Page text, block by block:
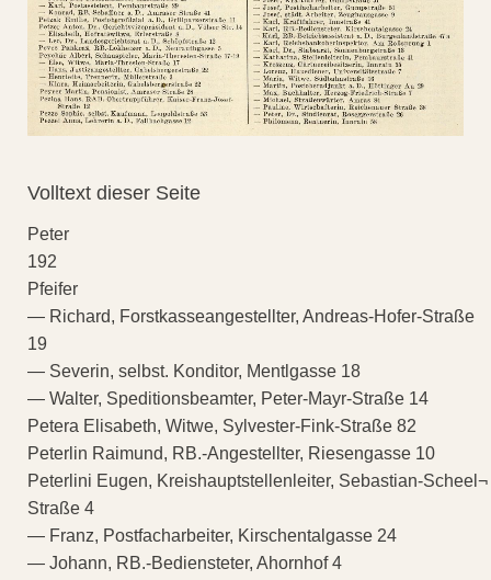
Volltext dieser Seite
Peter
192
Pfeifer
— Richard, Forstkasseangestellter, Andreas-Hofer-Straße
19
— Severin, selbst. Konditor, Mentlgasse 18
— Walter, Speditionsbeamter, Peter-Mayr-Straße 14
Petera Elisabeth, Witwe, Sylvester-Fink-Straße 82
Peterlin Raimund, RB.-Angestellter, Riesengasse 10
Peterlini Eugen, Kreishauptstellenleiter, Sebastian-Scheel¬
Straße 4
— Franz, Postfacharbeiter, Kirschentalgasse 24
— Johann, RB.-Bediensteter, Ahornhof 4